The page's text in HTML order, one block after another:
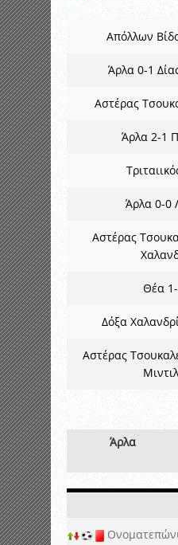
Απόλλων
Άρλα 0-1
Αστέρας
Άρλα 2-1
Άρλα 0-0
Αστέρας
Θέα
Δόξα
Αστέρας
Άρλα